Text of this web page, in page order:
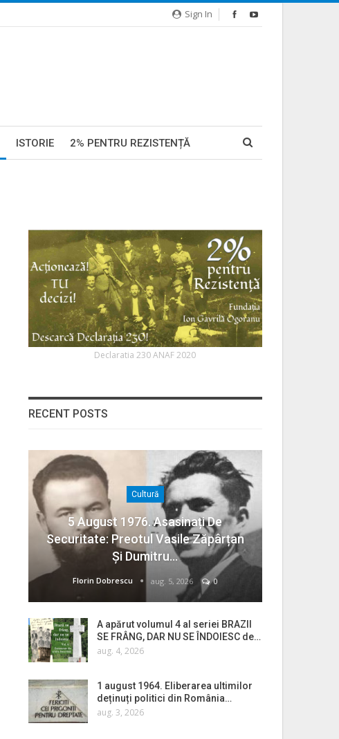
Sign In
ISTORIE 2% PENTRU REZISTENȚĂ
Declaratia 230 ANAF 2020
RECENT POSTS
Cultură
5 August 1976. Asasinați De
Securitate: Preotul Vasile Zăpârțan
Și Dumitru…
Florin Dobrescu aug. 5, 2026 0
A apărut volumul 4 al seriei BRAZII
SE FRÂNG, DAR NU SE ÎNDOIESC de…
aug. 4, 2026
1 august 1964. Eliberarea ultimilor
deținuți politici din România…
aug. 3, 2026